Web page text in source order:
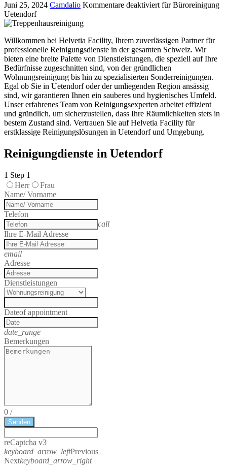
Juni 25, 2024 Camdalio Kommentare deaktiviertfür Büroreinigung
Uetendorf
Willkommen bei Helvetia Facility, Ihrem zuverlässigen Partner für
professionelle Reinigungsdienste in der gesamten Schweiz. Wir
bieten eine breite Palette von Dienstleistungen, die speziell auf Ihre
Bedürfnisse zugeschnitten sind, von der gründlichen
Wohnungsreinigung bis hin zu spezialisierten Sonderreinigungen.
Egal ob Sie in Uetendorf oder der umliegenden Region ansässig
sind, wir garantieren Ihnen ein sauberes und hygienisches Umfeld.
Unser erfahrenes Team von Reinigungsexperten arbeitet effizient
und gründlich, um sicherzustellen, dass Ihre Räumlichkeiten stets in
bestem Zustand sind. Vertrauen Sie auf Helvetia Facility für
erstklassige Reinigungslösungen in Uetendorf und Umgebung.
Reinigungdienste in Uetendorf
1 Step 1
Herr
Frau
Name/ Vorname
Telefon
call
Ihre E-Mail Adresse
email
Adresse
Dienstleistungen
Dateof appointment
date_range
Bemerkungen
0 /
Senden
reCaptcha v3
keyboard_arrow_leftPrevious
Nextkeyboard_arrow_right